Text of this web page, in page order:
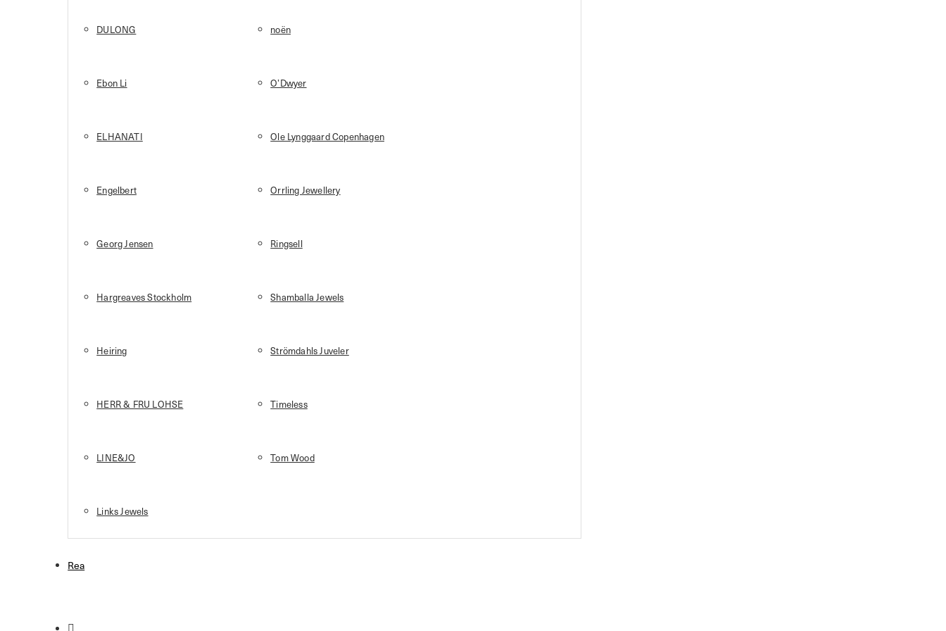
DULONG
Ebon Li
ELHANATI
Engelbert
Georg Jensen
Hargreaves Stockholm
Heiring
HERR & FRU LOHSE
LINE&JO
Links Jewels
noën
O’Dwyer
Ole Lynggaard Copenhagen
Orrling Jewellery
Ringsell
Shamballa Jewels
Strömdahls Juveler
Timeless
Tom Wood
Rea